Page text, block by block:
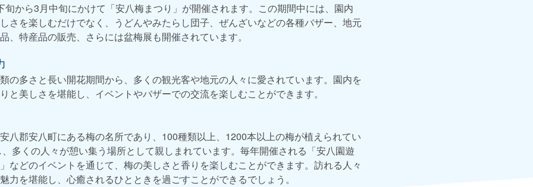
旬から3月中旬にかけて「安八梅まつり」が開催されます。この期間中には、園内
さを楽しむだけでなく、うどんやみたらし団子、ぜんざいなどの各種バザー、地元
、特産品の販売、さらには盆梅展も開催されています。
の多さと長い開花期間から、多くの観光客や地元の人々に愛されています。園内を
と美しさを堪能し、イベントやバザーでの交流を楽しむことができます。
八郡安八町にある梅の名所であり、100種類以上、1200本以上の梅が植えられてい
多くの人々が憩い集う場所として親しまれています。毎年開催される「安八園遊
などのイベントを通じて、梅の美しさと香りを楽しむことができます。訪れる人々
力を堪能し、心癒されるひとときを過ごすことができるでしょう。